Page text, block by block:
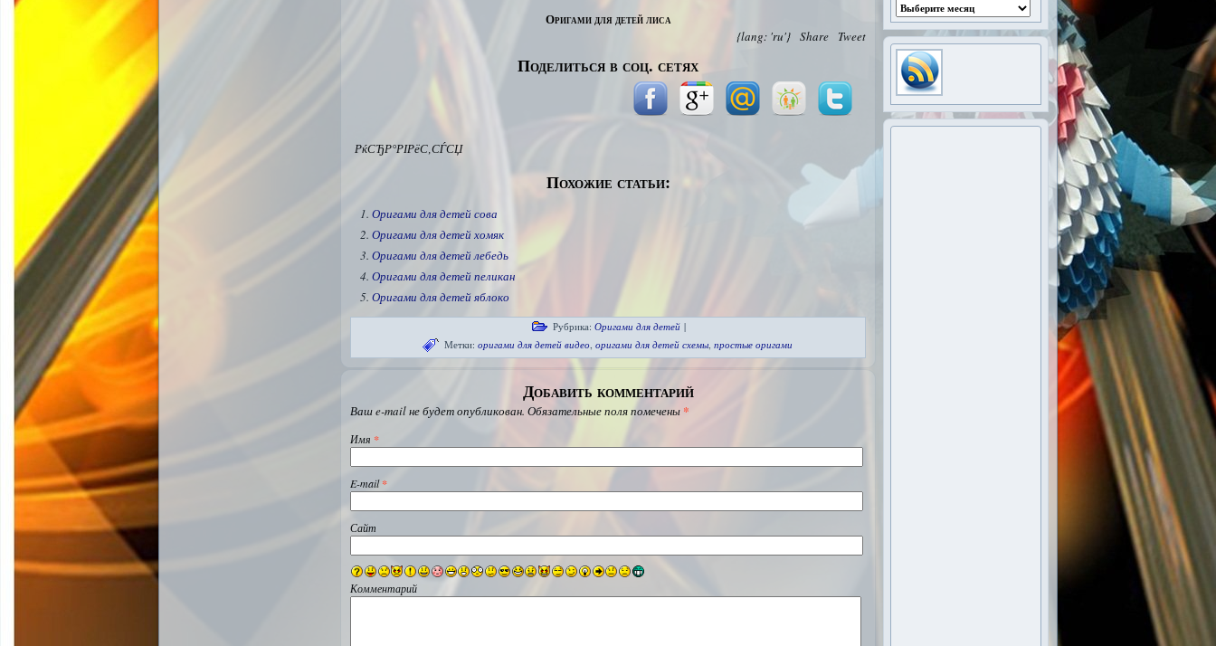
Оригами для детей лиса
Tweet
Share
{lang: 'ru'}
Поделиться в соц. сетях
РќСЂР°РІРёС‚СЃСЏ
Похожие статьи:
Оригами для детей сова
Оригами для детей хомяк
Оригами для детей лебедь
Оригами для детей пеликан
Оригами для детей яблоко
Рубрика: Оригами для детей |
Метки: оригами для детей видео, оригами для детей схемы, простые оригами
Добавить комментарий
Ваш e-mail не будет опубликован. Обязательные поля помечены *
Имя *
E-mail*
Сайт
Комментарий